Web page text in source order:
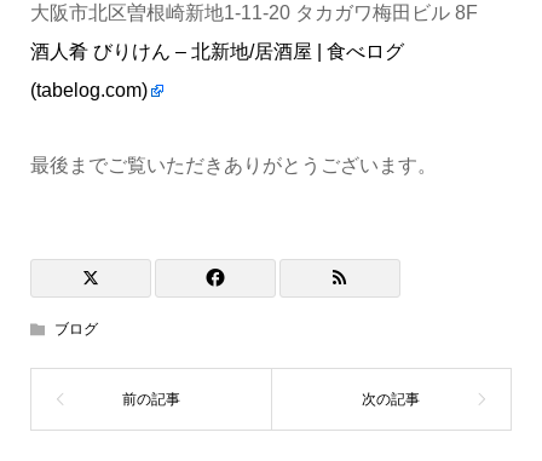
大阪市北区曽根崎新地1-11-20 タカガワ梅田ビル 8F
酒人肴 びりけん – 北新地/居酒屋 | 食べログ
(tabelog.com)
最後までご覧いただきありがとうございます。
ブログ